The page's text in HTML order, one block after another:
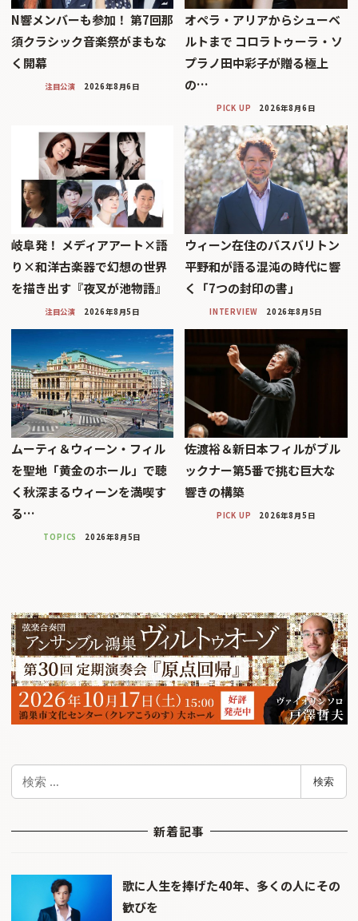
N響メンバーも参加！ 第7回那
須クラシック音楽祭がまもな
く開幕
注目公演 2026年8月6日
オペラ・アリアからシューベ
ルトまで コロラトゥーラ・ソ
プラノ田中彩子が贈る極上
の…
PICK UP 2026年8月6日
岐阜発！ メディアアート×語
り×和洋古楽器で幻想の世界
を描き出す『夜叉が池物語』
注目公演 2026年8月5日
ウィーン在住のバスバリトン
平野和が語る混沌の時代に響
く「7つの封印の書」
INTERVIEW 2026年8月5日
ムーティ＆ウィーン・フィル
を聖地「黄金のホール」で聴
く秋深まるウィーンを満喫す
る…
TOPICS 2026年8月5日
佐渡裕＆新日本フィルがブル
ックナー第5番で挑む巨大な
響きの構築
PICK UP 2026年8月5日
検索
新着記事
歌に人生を捧げた40年、多くの人にその
歓びを